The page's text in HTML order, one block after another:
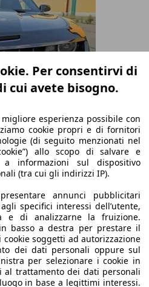
To
Per consentirvi di
cui avete bisogno.
esperienza possibile con
cookie propri e di fornitori
(di seguito menzionati nel
allo scopo di salvare e
informazioni sul dispositivo
(tra cui gli indirizzi IP).
annunci pubblicitari
specifici interessi dell’utente,
e di analizzarne la fruizione.
basso a destra per prestare il
cookie soggetti ad autorizzazione
dei dati personali oppure sul
per selezionare i cookie in
al trattamento dei dati personali
in base a legittimi interessi.